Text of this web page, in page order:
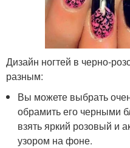
Дизайн ногтей в черно-
разным:
Вы можете выбрать
обрамить его черными
взять яркий розовый и
узором на фоне.